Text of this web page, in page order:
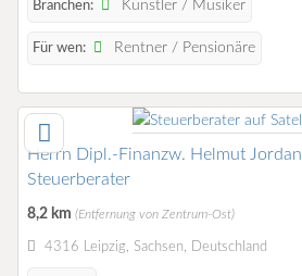
Branchen: Künstler / Musiker
Für wen: Rentner / Pensionäre
Herrn Dipl.-Finanzw. Helmut Jordan
Steuerberater
8,2 km (Entfernung von Zentrum-Ost)
4316 Leipzig, Sachsen, Deutschland